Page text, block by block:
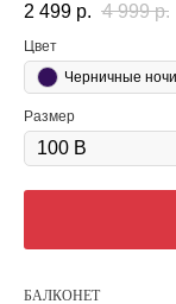
2 499 р. 4 999 р.
Цвет
Черничные ночи
Размер
БАЛКОНЕТ